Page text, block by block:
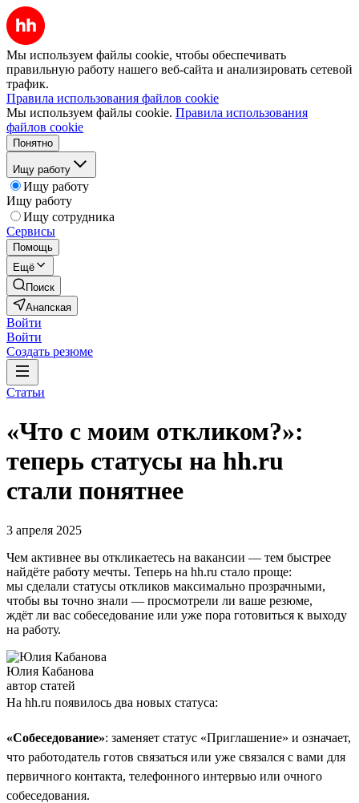
Мы используем файлы cookie, чтобы обеспечивать
правильную работу нашего веб-сайта и анализировать сетевой
трафик.
Правила использования файлов cookie
Мы используем файлы cookie. Правила использования
файлов cookie
Понятно
Ищу работу
Ищу работу
Ищу работу
Ищу сотрудника
Сервисы
Помощь
Ещё
Поиск
Анапская
Войти
Войти
Создать резюме
Статьи
«Что с моим откликом?»:
теперь статусы на hh.ru
стали понятнее
3 апреля 2025
Чем активнее вы откликаетесь на вакансии — тем быстрее
найдёте работу мечты. Теперь на hh.ru стало проще:
мы сделали статусы откликов максимально прозрачными,
чтобы вы точно знали — просмотрели ли ваше резюме,
ждёт ли вас собеседование или уже пора готовиться к выходу
на работу.
Юлия Кабанова
автор статей
На hh.ru появилось два новых статуса:
«Собеседование»: заменяет статус «Приглашение» и означает,
что работодатель готов связаться или уже связался с вами для
первичного контакта, телефонного интервью или очного
собеседования.